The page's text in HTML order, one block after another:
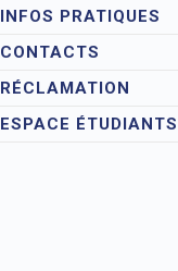
INFOS PRATIQUES
CONTACTS
RÉCLAMATION
ESPACE ÉTUDIANTS